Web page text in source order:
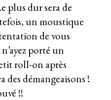
plus dur sera de
un moustique
de vous
porté un
roll-on après
des démangeaisons !
!!